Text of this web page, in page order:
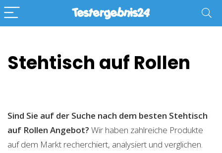
Stehtisch auf Rollen
Sind Sie auf der Suche nach dem besten Stehtisch
auf Rollen Angebot? Wir haben zahlreiche Produkte
auf dem Markt recherchiert, analysiert und verglichen.